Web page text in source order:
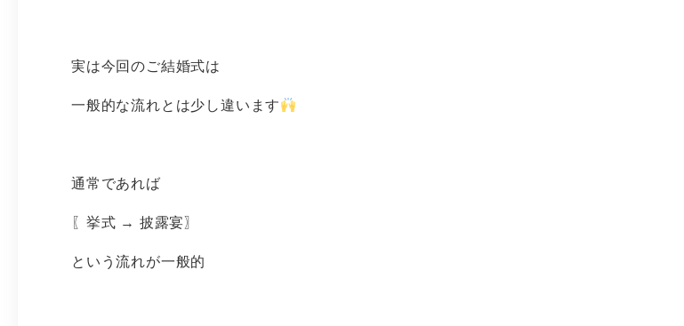
実は今回のご結婚式は
一般的な流れとは少し違います
通常であれば
〖挙式 → 披露宴〗
という流れが一般的